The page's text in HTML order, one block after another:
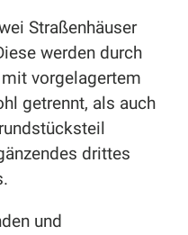
Straßenhäuser
werden durch
vorgelagertem
getrennt, als auch
drittes
und